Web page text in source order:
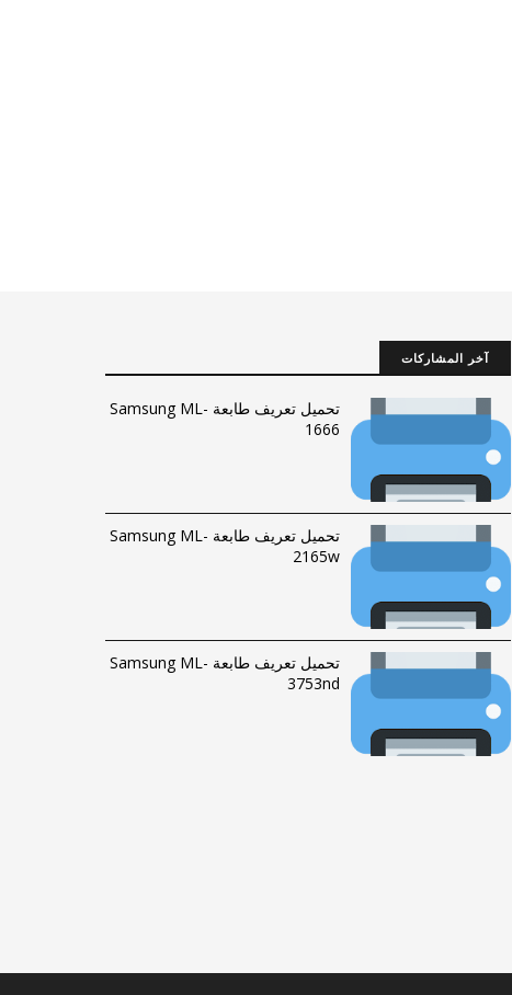
آخر المشاركات
تحميل تعريف طابعة Samsung ML-
1666
تحميل تعريف طابعة Samsung ML-
2165w
تحميل تعريف طابعة Samsung ML-
3753nd